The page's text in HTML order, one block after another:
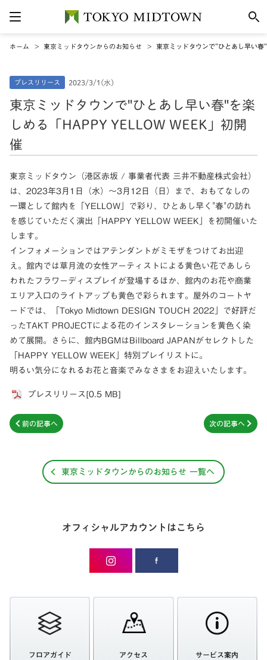
ホーム 東京ミッドタウンからのお知らせ 東京ミッドタウンで"ひとあし早い
プレスリリース 2023/3/1(水)
東京ミッドタウンで"ひとあし早い春"を楽
しめる「HAPPY YELLOW WEEK」初開
催
東京ミッドタウン（港区赤坂 / 事業者代表 三井不動産株式会社）
は、2023年3月1日（水）～3月12日（日）まで、おもてなしの
一環として館内を「YELLOW」で彩り、ひとあし早く"春"の訪れ
を感じていただく演出「HAPPY YELLOW WEEK」を初開催いた
します。
インフォメーションではアテンダントがミモザをつけてお出迎
え。館内では草月流の女性アーティストによる黄色い花であしら
われたフラワーディスプレイが登場するほか、館内のお花や商業
エリア入口のライトアップも黄色で彩られます。屋外のコートヤ
ードでは、「Tokyo Midtown DESIGN TOUCH 2022」で好評だ
ったTAKT PROJECTによる花のインスタレーションを黄色く染
めて展開。さらに、館内BGMはBillboard JAPANがセレクトした
「HAPPY YELLOW WEEK」特別プレイリストに。
明るい気分になれるお花と音楽でみなさまをお迎えいたします。
プレスリリース[0.5 MB]
次の記事へ
前の記事へ
東京ミッドタウンからのお知らせ 一覧へ
オフィシャルアカウントはこちら
フロアガイド アクセス サービス案内